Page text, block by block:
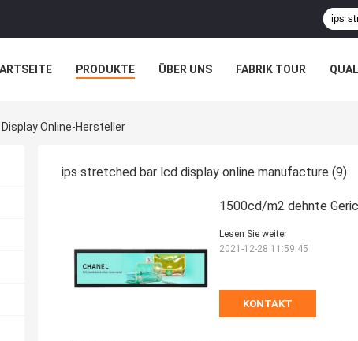
PRODUKTE ÜBER UNS FABRIK TOUR
Online-Hersteller
ips stretched bar lcd display online manufacture (9)
1500cd/m2 dehnte
KONTAKT
Lesen Sie weiter
2021-12-28 11:59:45